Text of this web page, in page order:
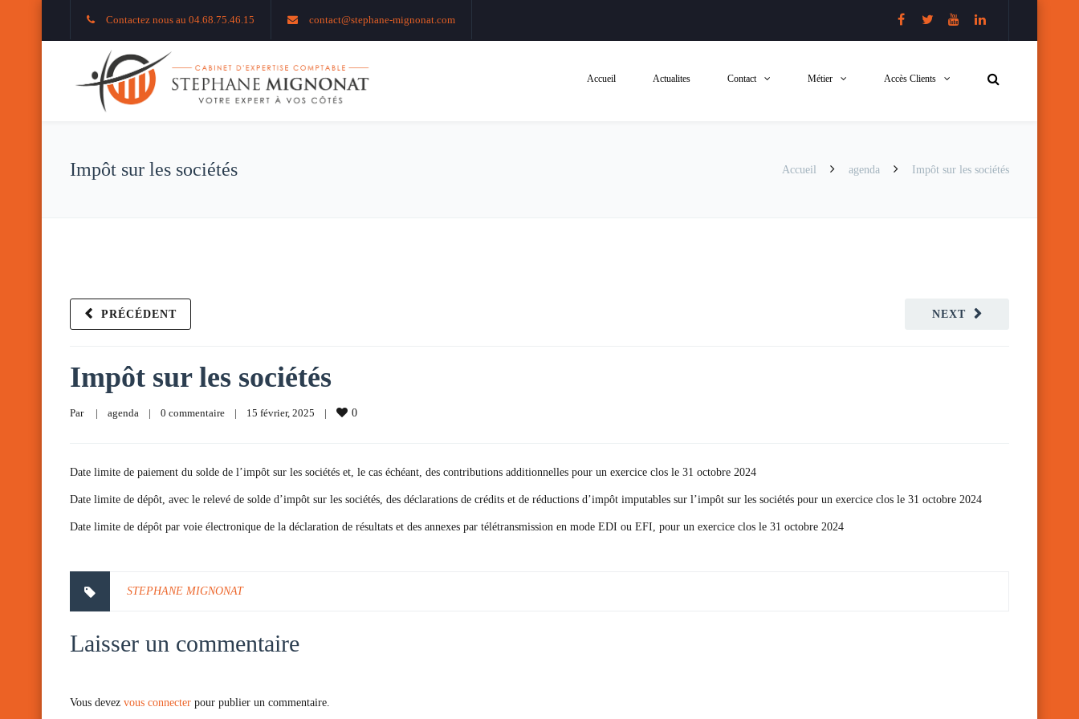
Contactez nous au 04.68.75.46.15 contact@stephane-mignonat.com
Accueil Actualites Contact Métier Accès Clients
Impôt sur les sociétés Accueil agenda Impôt sur les sociétés
NEXT
PRÉCÉDENT
Impôt sur les sociétés
Par | agenda | 0 commentaire | 15 février, 2025 | 0
Date limite de paiement du solde de l’impôt sur les sociétés et, le cas échéant, des contributions additionnelles pour un exercice clos le 31 octobre 2024
Date limite de dépôt, avec le relevé de solde d’impôt sur les sociétés, des déclarations de crédits et de réductions d’impôt imputables sur l’impôt sur les sociétés pour un exercice clos le 31 octobre 2024
Date limite de dépôt par voie électronique de la déclaration de résultats et des annexes par télétransmission en mode EDI ou EFI, pour un exercice clos le 31 octobre 2024
STEPHANE MIGNONAT
Laisser un commentaire
Vous devez vous connecter pour publier un commentaire.